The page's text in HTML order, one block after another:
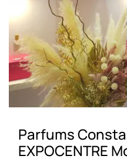
Parfums
EXPOCENTRE